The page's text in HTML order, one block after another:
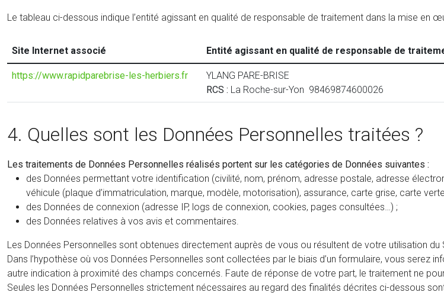
Le tableau ci-dessous indique l’entité agissant en qualité de responsable de traitement dans la mise en
Site Internet associé Entité agissant en qualité de responsable de
https://www.rapidparebrise-les-herbiers.fr
YLANG PARE-BRISE
RCS : La Roche-sur-Yon 98469874600026
4. Quelles sont les Données Personnelles traitées ?
Les traitements de Données Personnelles réalisés portent sur les catégories de Données suivantes :
des Données permettant votre identification (civilité, nom, prénom, adresse postale, adresse
véhicule (plaque d’immatriculation, marque, modèle, motorisation), assurance, carte grise, carte
des Données de connexion (adresse IP, logs de connexion, cookies, pages consultées…) ;
des Données relatives à vos avis et commentaires.
Les Données Personnelles sont obtenues directement auprès de vous ou résultent de votre utilisation du
Dans l’hypothèse où vos Données Personnelles sont collectées par le biais d’un formulaire, vous
autre indication à proximité des champs concernés. Faute de réponse de votre part, le traitement ne
Seules les Données Personnelles strictement nécessaires au regard des finalités décrites ci-dessous